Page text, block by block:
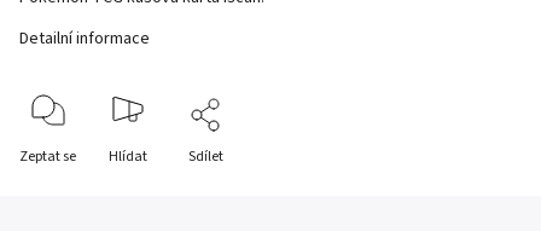
Detailní informace
Zeptat se Hlídat Sdílet